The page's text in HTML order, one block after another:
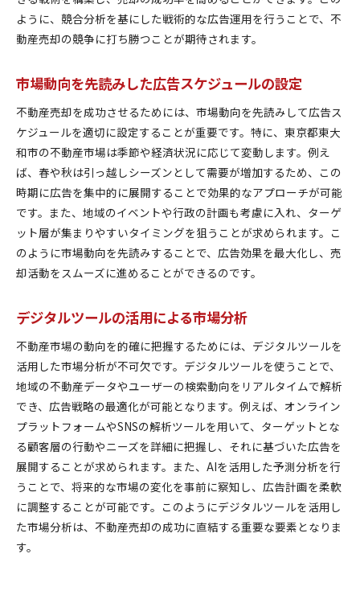
ように、競合分析を基にした戦術的な広告運用を行うことで、不
動産売却の競争に打ち勝つことが期待されます。
市場動向を先読みした広告スケジュールの設定
不動産売却を成功させるためには、市場動向を先読みして広告ス
ケジュールを適切に設定することが重要です。特に、東京都東大
和市の不動産市場は季節や経済状況に応じて変動します。例え
ば、春や秋は引っ越しシーズンとして需要が増加するため、この
時期に広告を集中的に展開することで効果的なアプローチが可能
です。また、地域のイベントや行政の計画も考慮に入れ、ターゲ
ット層が集まりやすいタイミングを狙うことが求められます。こ
のように市場動向を先読みすることで、広告効果を最大化し、売
却活動をスムーズに進めることができるのです。
デジタルツールの活用による市場分析
不動産市場の動向を的確に把握するためには、デジタルツールを
活用した市場分析が不可欠です。デジタルツールを使うことで、
地域の不動産データやユーザーの検索動向をリアルタイムで解析
でき、広告戦略の最適化が可能となります。例えば、オンライン
プラットフォームやSNSの解析ツールを用いて、ターゲットとな
る顧客層の行動やニーズを詳細に把握し、それに基づいた広告を
展開することが求められます。また、AIを活用した予測分析を行
うことで、将来的な市場の変化を事前に察知し、広告計画を柔軟
に調整することが可能です。このようにデジタルツールを活用し
た市場分析は、不動産売却の成功に直結する重要な要素となりま
す。